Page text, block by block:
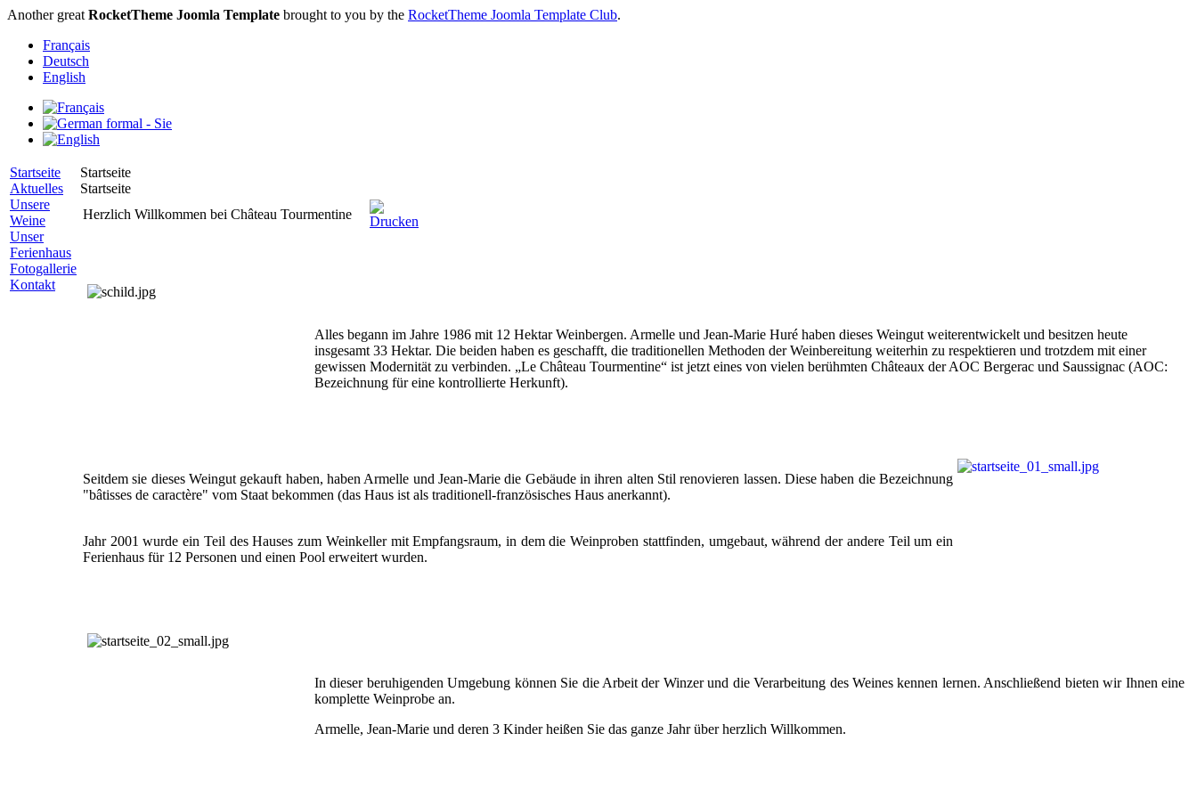
Another great RocketTheme Joomla Template brought to you by the RocketTheme Joomla Template Club.
Français
Deutsch
English
Startseite
Aktuelles
Unsere
Weine
Unser
Ferienhaus
Fotogallerie
Kontakt
Startseite
Startseite
Herzlich Willkommen bei Château Tourmentine
Alles begann im Jahre 1986 mit 12 Hektar Weinbergen. Armelle und Jean-Marie Huré haben dieses Weingut weiterentwickelt und besitzen heute
insgesamt 33 Hektar. Die beiden haben es geschafft, die traditionellen Methoden der Weinbereitung weiterhin zu respektieren und trotzdem mit einer
gewissen Modernität zu verbinden. „Le Château Tourmentine“ ist jetzt eines von vielen berühmten Châteaux der AOC Bergerac und Saussignac (AOC:
Bezeichnung für eine kontrollierte Herkunft).
Seitdem sie dieses Weingut gekauft haben, haben Armelle und Jean-Marie die Gebäude in ihren alten Stil renovieren lassen. Diese haben die Bezeichnung
"bâtisses de caractère" vom Staat bekommen (das Haus ist als traditionell-französisches Haus anerkannt).
Jahr 2001 wurde ein Teil des Hauses zum Weinkeller mit Empfangsraum, in dem die Weinproben stattfinden, umgebaut, während der andere Teil um ein
Ferienhaus für 12 Personen und einen Pool erweitert wurden.
In dieser beruhigenden Umgebung können Sie die Arbeit der Winzer und die Verarbeitung des Weines kennen lernen. Anschließend bieten wir Ihnen eine
komplette Weinprobe an.
Armelle, Jean-Marie und deren 3 Kinder heißen Sie das ganze Jahr über herzlich Willkommen.